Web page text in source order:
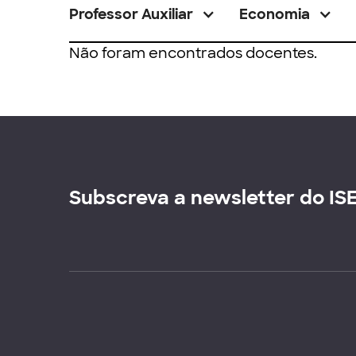
Professor Auxiliar Economia
Não foram encontrados docentes.
Subscreva a newsletter do